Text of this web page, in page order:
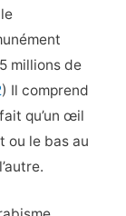
millions de
) Il comprend
qu’un œil
ou le bas au